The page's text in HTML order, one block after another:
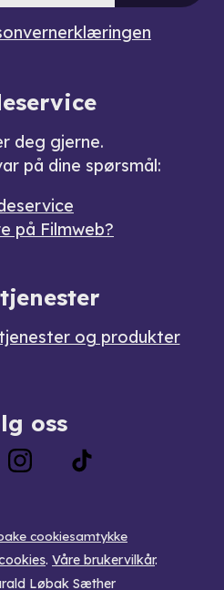
deg gjerne.
på dine spørsmål:
på Filmweb?
tjenester og produkter
oss
cookiesamtykke
. Våre brukervilkår.
Løbak Sæther